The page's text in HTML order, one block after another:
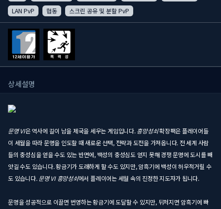
LAN PvP
협동 스크린 공유 및 분할 PvP
상세설명
문명 VI은 역사에 길이 남을 제국을 세우는 게임입니다.흥망성쇠확장팩은 플레이어들
이 세월을 따라 문명을 인도할 때 새로운 선택, 전략과 도전을 가져옵니다. 전 세계 사람
들의 충성심을 얻을 수도 있는 반면에, 백성의 충성심도 얻지 못해 경쟁 문명에 도시를 빼
앗길 수도 있습니다. 황금기가 도래하게 할 수도 있지만, 암흑기에 백성이 허우적거릴 수
도 있습니다.문명 VI 흥망성쇠에서 플레이어는 세월 속의 진정한 지도자가 됩니다.
문명을 성공적으로 이끌면 번영하는 황금기에 도달할 수 있지만, 뒤처지면 암흑기에 빠